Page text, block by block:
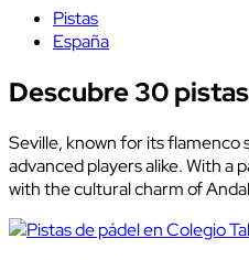
Pistas
España
Descubre 30
Seville, known for its flamenco
advanced players alike. With
with the cultural charm of